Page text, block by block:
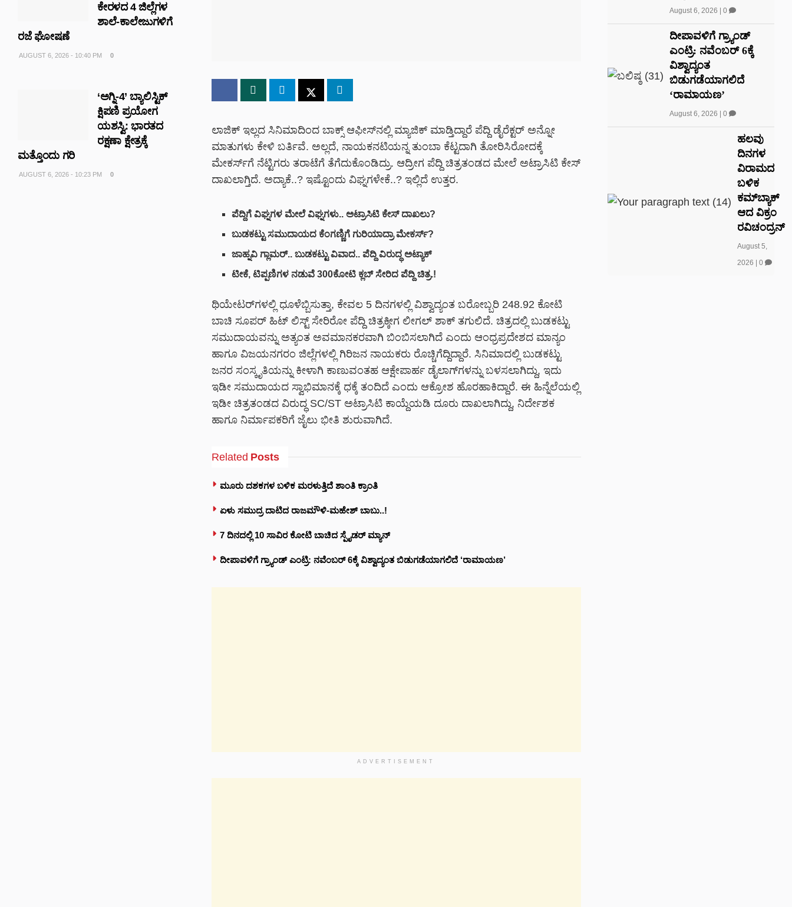
ಲಾಜಿಕ್ ಇಲ್ಲದ ಸಿನಿಮಾದಿಂದ ಬಾಕ್ಸ್ ಆಫೀಸ್‌‌ನಲ್ಲಿ ಮ್ಯಾಜಿಕ್ ಮಾಡ್ತಿದ್ದಾರೆ ಪೆದ್ದಿ ಡೈರೆಕ್ಟರ್ ಅನ್ನೋ
ಮಾತುಗಳು ಕೇಳಿ ಬರ್ತಿವೆ. ಅಲ್ಲದೆ, ನಾಯಕನಟಿಯನ್ನ ತುಂಬಾ ಕೆಟ್ಟದಾಗಿ ತೋರಿಸಿರೋದಕ್ಕೆ
ಮೇಕರ್ಸ್ಗೆ ನೆಟ್ಟಿಗರು ತರಾಟೆಗೆ ತೆಗೆದುಕೊಂಡಿದ್ರು. ಆದ್ರೀಗ ಪೆದ್ದಿ ಚಿತ್ರತಂಡದ ಮೇಲೆ ಅಟ್ರಾಸಿಟಿ ಕೇಸ್
ದಾಖಲಾಗ್ತಿದೆ. ಅದ್ಯಾಕೆ..? ಇಷ್ಟೊಂದು ವಿಘ್ನಗಳೇಕೆ..? ಇಲ್ಲಿದೆ ಉತ್ತರ.
ಪೆದ್ದಿಗೆ ವಿಘ್ನಗಳ ಮೇಲೆ ವಿಘ್ನಗಳು.. ಅಟ್ರಾಸಿಟಿ ಕೇಸ್ ದಾಖಲು?
ಬುಡಕಟ್ಟು ಸಮುದಾಯದ ಕೆಂಗಣ್ಣಿಗೆ ಗುರಿಯಾದ್ರಾ ಮೇಕರ್ಸ್?
ಜಾಹ್ನವಿ ಗ್ಲಾಮರ್.. ಬುಡಕಟ್ಟು ವಿವಾದ.. ಪೆದ್ದಿ ವಿರುದ್ಧ ಅಟ್ಯಾಕ್
ಟೀಕೆ, ಟಿಪ್ಪಣಿಗಳ ನಡುವೆ 300ಕೋಟಿ ಕ್ಲಬ್‌ ಸೇರಿದ ಪೆದ್ದಿ ಚಿತ್ರ.!
ಥಿಯೇಟರ್‌ಗಳಲ್ಲಿ ಧೂಳೆಬ್ಬಿಸುತ್ತಾ, ಕೇವಲ 5 ದಿನಗಳಲ್ಲಿ ವಿಶ್ವಾದ್ಯಂತ ಬರೋಬ್ಬರಿ 248.92 ಕೋಟಿ
ಬಾಚಿ ಸೂಪರ್ ಹಿಟ್ ಲಿಸ್ಟ್ ಸೇರಿರೋ ಪೆದ್ದಿ ಚಿತ್ರಕ್ಕೀಗ ಲೀಗಲ್ ಶಾಕ್ ತಗುಲಿದೆ. ಚಿತ್ರದಲ್ಲಿ ಬುಡಕಟ್ಟು
ಸಮುದಾಯವನ್ನು ಅತ್ಯಂತ ಅವಮಾನಕರವಾಗಿ ಬಿಂಬಿಸಲಾಗಿದೆ ಎಂದು ಆಂಧ್ರಪ್ರದೇಶದ ಮಾನ್ಯಂ
ಹಾಗೂ ವಿಜಯನಗರಂ ಜಿಲ್ಲೆಗಳಲ್ಲಿ ಗಿರಿಜನ ನಾಯಕರು ರೊಚ್ಚಿಗೆದ್ದಿದ್ದಾರೆ. ಸಿನಿಮಾದಲ್ಲಿ ಬುಡಕಟ್ಟು
ಜನರ ಸಂಸ್ಕೃತಿಯನ್ನು ಕೀಳಾಗಿ ಕಾಣುವಂತಹ ಆಕ್ಷೇಪಾರ್ಹ ಡೈಲಾಗ್‌ಗಳನ್ನು ಬಳಸಲಾಗಿದ್ದು, ಇದು
ಇಡೀ ಸಮುದಾಯದ ಸ್ವಾಭಿಮಾನಕ್ಕೆ ಧಕ್ಕೆ ತಂದಿದೆ ಎಂದು ಆಕ್ರೋಶ ಹೊರಹಾಕಿದ್ದಾರೆ. ಈ ಹಿನ್ನೆಲೆಯಲ್ಲಿ
ಇಡೀ ಚಿತ್ರತಂಡದ ವಿರುದ್ಧ SC/ST ಅಟ್ರಾಸಿಟಿ ಕಾಯ್ದೆಯಡಿ ದೂರು ದಾಖಲಾಗಿದ್ದು, ನಿರ್ದೇಶಕ
ಹಾಗೂ ನಿರ್ಮಾಪಕರಿಗೆ ಜೈಲು ಭೀತಿ ಶುರುವಾಗಿದೆ.
Related Posts
ಮೂರು ದಶಕಗಳ ಬಳಿಕ ಮರಳುತ್ತಿದೆ ಶಾಂತಿ ಕ್ರಾಂತಿ
ಏಳು ಸಮುದ್ರ ದಾಟಿದ ರಾಜಮೌಳಿ-ಮಹೇಶ್ ಬಾಬು..!
7 ದಿನದಲ್ಲಿ 10 ಸಾವಿರ ಕೋಟಿ ಬಾಚಿದ ಸ್ಪೈಡರ್ ಮ್ಯಾನ್
ದೀಪಾವಳಿಗೆ ಗ್ರ್ಯಾಂಡ್ ಎಂಟ್ರಿ: ನವೆಂಬರ್ 6ಕ್ಕೆ ವಿಶ್ವಾದ್ಯಂತ ಬಿಡುಗಡೆಯಾಗಲಿದೆ ‘ರಾಮಾಯಣ’
ADVERTISEMENT
ಕೇರಳದ 4 ಜಿಲ್ಲೆಗಳ
ಶಾಲೆ-ಕಾಲೇಜುಗಳಿಗೆ
ರಜೆ ಘೋಷಣೆ
AUGUST 6, 2026 - 10:40 PM 0
‘ಅಗ್ನಿ-4’ ಬ್ಯಾಲಿಸ್ಟಿಕ್
ಕ್ಷಿಪಣಿ ಪ್ರಯೋಗ
ಯಶಸ್ವಿ: ಭಾರತದ
ರಕ್ಷಣಾ ಕ್ಷೇತ್ರಕ್ಕೆ
ಮತ್ತೊಂದು ಗರಿ
AUGUST 6, 2026 - 10:23 PM 0
August 6, 2026 0
ದೀಪಾವಳಿಗೆ ಗ್ರ್ಯಾಂಡ್
ಎಂಟ್ರಿ: ನವೆಂಬರ್ 6ಕ್ಕೆ
ವಿಶ್ವಾದ್ಯಂತ
ಬಿಡುಗಡೆಯಾಗಲಿದೆ
‘ರಾಮಾಯಣ’
August 6, 2026 0
ಹಲವು
ದಿನಗಳ
ವಿರಾಮದ
ಬಳಿಕ
ಕಮ್‌ಬ್ಯಾಕ್
ಆದ ವಿಕ್ರಂ
ರವಿಚಂದ್ರನ್
August 5,
2026
0